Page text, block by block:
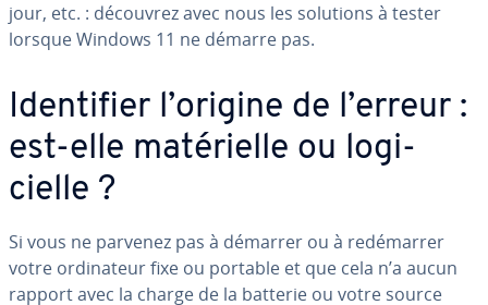
jour, etc. : découvrez avec nous les solutions à tester
lorsque Windows 11 ne démarre pas.
Iden­ti­fier l’origine de l’erreur :
est-elle ma­té­rielle ou lo­gi­
cielle ?
Si vous ne parvenez pas à démarrer ou à re­dé­mar­rer
votre or­di­na­teur fixe ou portable et que cela n’a aucun
rapport avec la charge de la batterie ou votre source